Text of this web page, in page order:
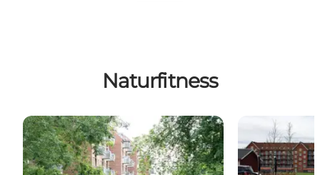
Naturfitness
Outdoor-Fitnessstudio in Paaskestraede